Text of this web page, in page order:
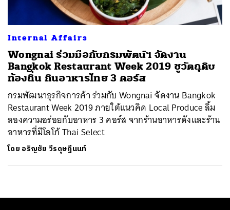
Internal Affairs
Wongnai ร่วมมือกับกรมพัตน์ฯ จัดงาน
Bangkok Restaurant Week 2019 ชูวัตถุดิบ
ท้องถิ่น กินอาหารไทย 3 คอร์ส
กรมพัฒนาธุรกิจการค้า ร่วมกับ Wongnai จัดงาน Bangkok
Restaurant Week 2019 ภายใต้แนวคิด Local Produce ลิ้ม
ลองความอร่อยกับอาหาร 3 คอร์ส จากร้านอาหารดังและร้าน
อาหารที่มีโลโก้ Thai Select
โดย อริญชัย วีรดุษฎีนนท์
SHARE TWEET LINE EMAIL